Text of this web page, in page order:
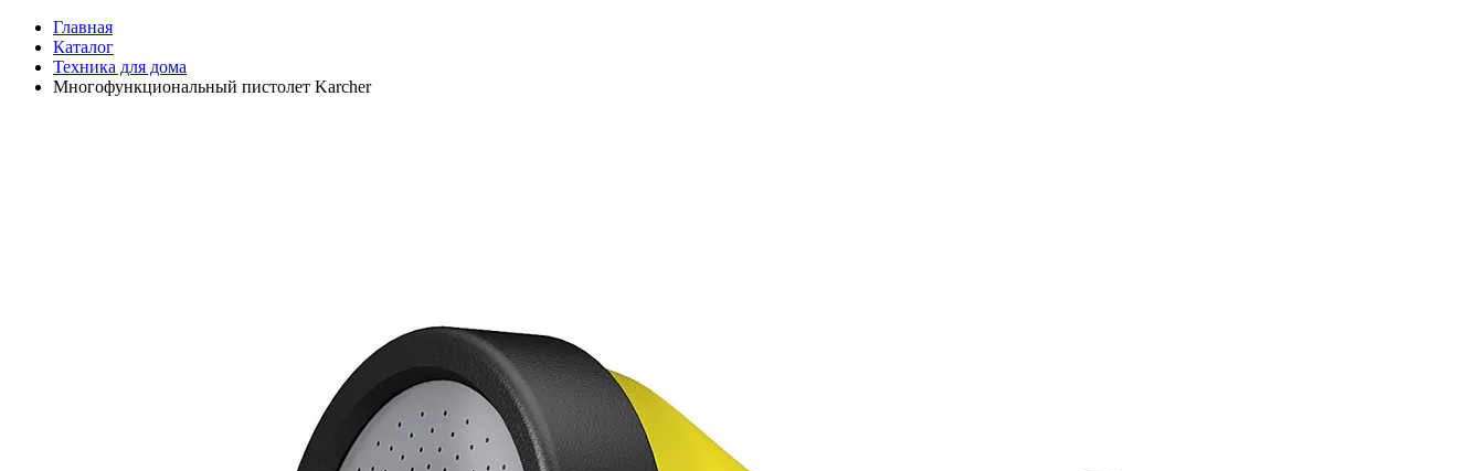
Главная
Каталог
Техника для дома
Многофункциональный пистолет Karcher